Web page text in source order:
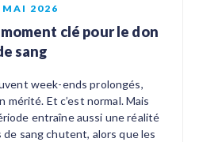
MAI 2026
clé pour le don
sang
week-ends prolongés,
mérité. Et c’est normal. Mais
entraîne aussi une réalité
de sang chutent, alors que les